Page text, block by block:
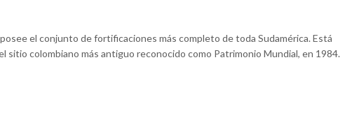
el conjunto de fortificaciones más completo de toda Sudamérica. Está
sitio colombiano más antiguo reconocido como Patrimonio Mundial, en 1984.